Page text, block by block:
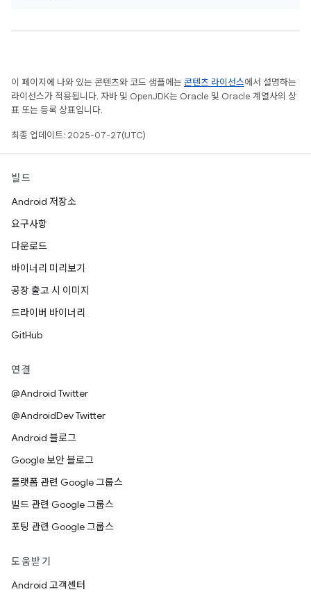
이 페이지에 나와 있는 콘텐츠와 코드 샘플에는 콘텐츠 라이선스에서 설명하는
라이선스가 적용됩니다. 자바 및 OpenJDK는 Oracle 및 Oracle 계열사의 상
표 또는 등록 상표입니다.
최종 업데이트: 2025-07-27(UTC)
빌드
Android 저장소
요구사항
다운로드
바이너리 미리보기
공장 출고 시 이미지
드라이버 바이너리
GitHub
연결
@Android Twitter
@AndroidDev Twitter
Android 블로그
Google 보안 블로그
플랫폼 관련 Google 그룹스
빌드 관련 Google 그룹스
포팅 관련 Google 그룹스
도움받기
Android 고객센터